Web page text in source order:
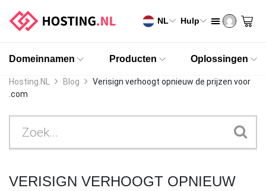
Domeinnamen Producten Oplossingen
NL Hulp
Hosting.NL Blog
Verisign verhoogt opnieuw de prijzen voor
.com
VERISIGN VERHOOGT OPNIEUW